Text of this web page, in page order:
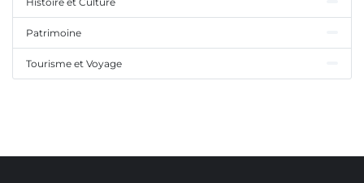
Patrimoine
Tourisme et Voyage